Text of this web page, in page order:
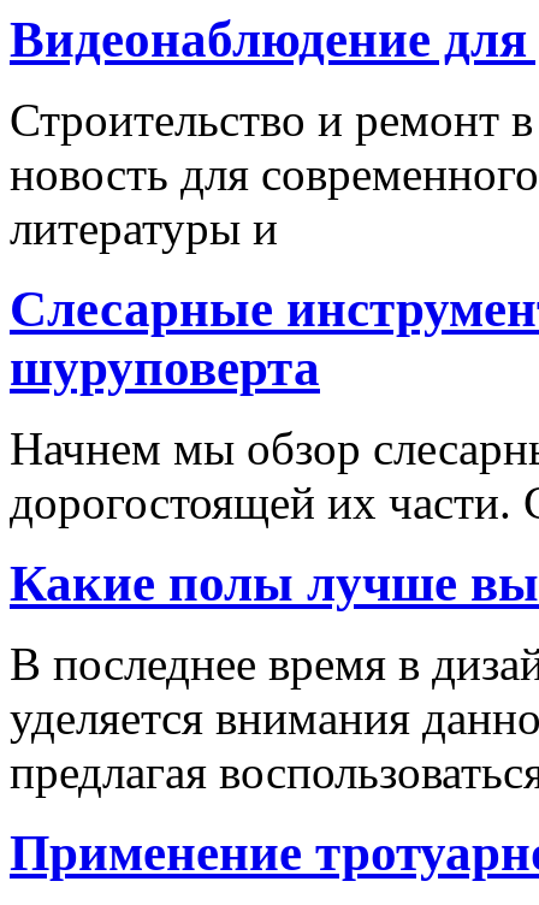
Видеонаблюдение
Строительство и ремонт
новость для
литературы и
Слесарные
шуруповерта
Начнем мы обзор
дорогостоящей их части.
Какие полы лучше
В последнее время в
уделяется внимания
предлагая
Применение